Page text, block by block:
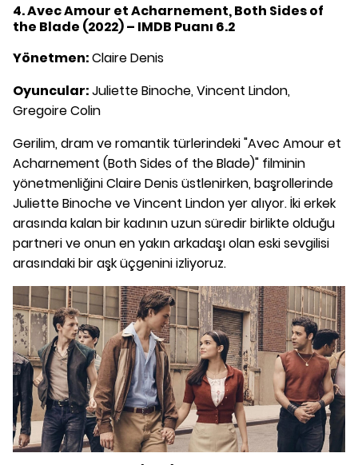
4. Avec Amour et Acharnement, Both Sides of
the Blade (2022) – IMDB Puanı 6.2
Yönetmen:Claire Denis
Oyuncular:Juliette Binoche, Vincent Lindon,
Gregoire Colin
Gerilim, dram ve romantik türlerindeki "Avec Amour et
Acharnement (Both Sides of the Blade)" filminin
yönetmenliğini Claire Denis üstlenirken, başrollerinde
Juliette Binoche ve Vincent Lindon yer alıyor. İki erkek
arasında kalan bir kadının uzun süredir birlikte olduğu
partneri ve onun en yakın arkadaşı olan eski sevgilisi
arasındaki bir aşk üçgenini izliyoruz.